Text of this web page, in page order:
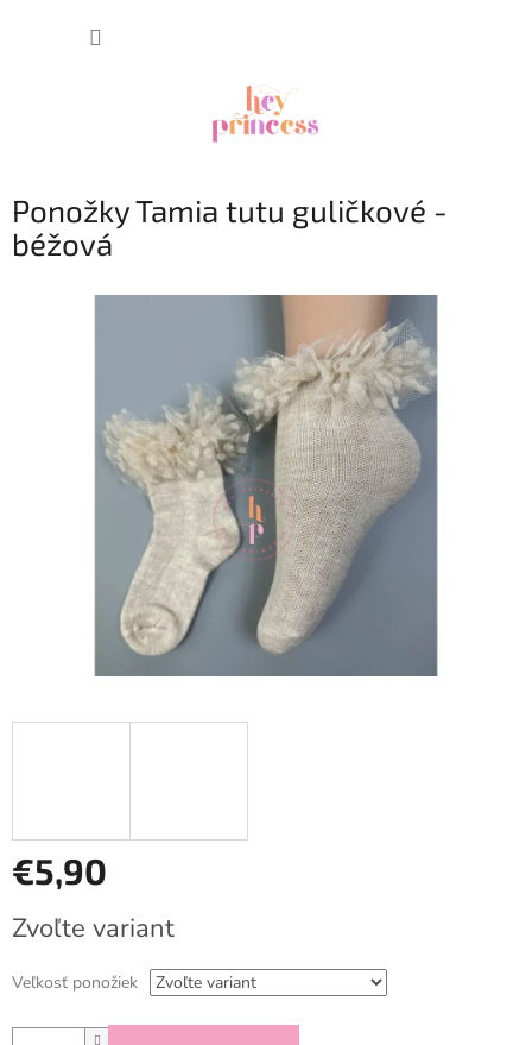
Ponožky Tamia tutu guličkové -
béžová
€5,90
cena:
Zvoľte variant
Veľkosť ponožiek